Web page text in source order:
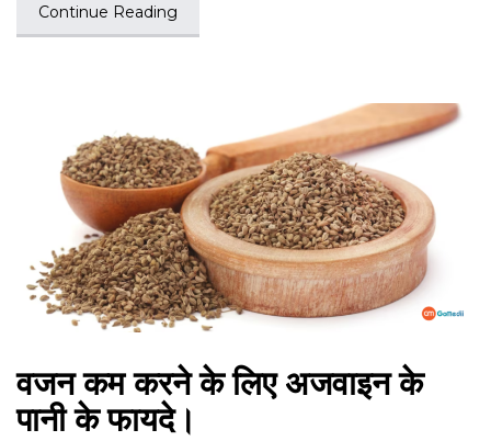
Continue Reading
वजन कम करने के लिए अजवाइन के
पानी के फायदे।